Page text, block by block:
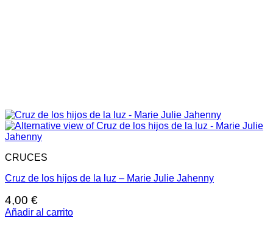
CRUCES
Cruz de los hijos de la luz – Marie Julie Jahenny
4,00 €
Añadir al carrito